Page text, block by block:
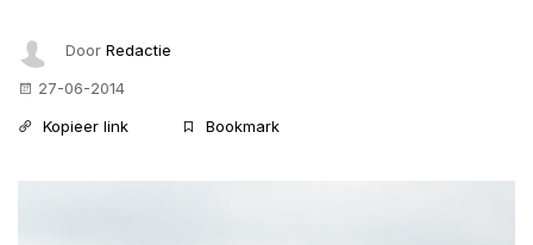
Door Redactie
27-06-2014
Kopieer link
Bookmark